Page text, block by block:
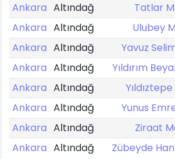
Ankara Altındağ
Tatlar
Ankara Altındağ
Ulubey
Ankara Altındağ
Yavuz
Ankara Altındağ
Yıldırım
Ankara Altındağ
Ankara Altındağ
Yunus
Ankara Altındağ
Ziraat
Ankara Altındağ Zübeyde